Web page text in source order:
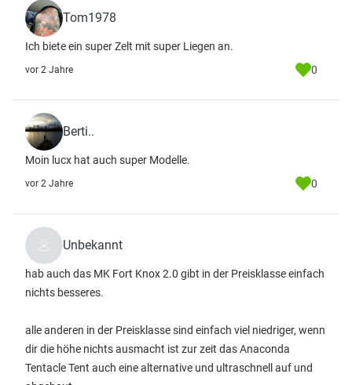
Tom1978
Ich biete ein super Zelt mit super Liegen an.
vor 2 Jahre 0
Berti..
Moin lucx hat auch super Modelle.
vor 2 Jahre 0
Unbekannt
hab auch das MK Fort Knox 2.0 gibt in der Preisklasse einfach
nichts besseres.
alle anderen in der Preisklasse sind einfach viel niedriger, wenn
dir die höhe nichts ausmacht ist zur zeit das Anaconda
Tentacle Tent auch eine alternative und ultraschnell auf und